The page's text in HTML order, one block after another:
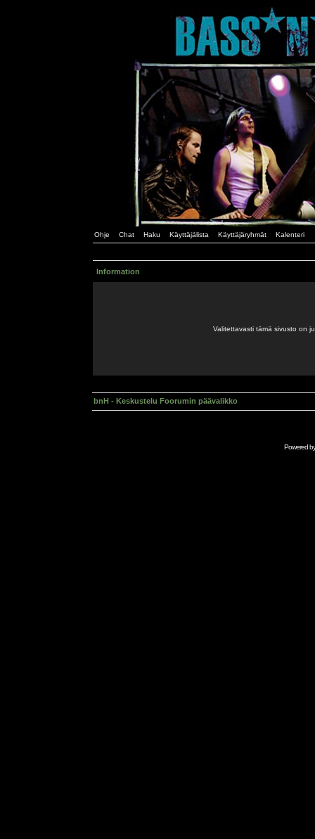
Ohje Chat Haku Käyttäjälista Käyttäjäryhmät Kalenteri
Information
Valitettavasti tämä sivusto on
bnH - Keskustelu Foorumin päävalikko
Powered